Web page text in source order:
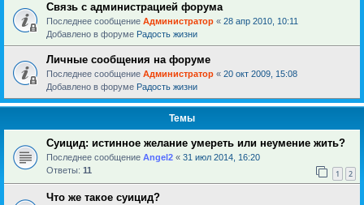
Связь с администрацией форума
Последнее сообщение Администратор « 28 апр 2010, 10:11
Добавлено в форуме Радость жизни
Личные сообщения на форуме
Последнее сообщение Администратор « 20 окт 2009, 15:08
Добавлено в форуме Радость жизни
Темы
Суицид: истинное желание умереть или неумение жить?
Последнее сообщение Angel2 « 31 июл 2014, 16:20
Ответы: 11 1 2
Что же такое суицид?